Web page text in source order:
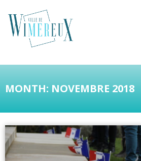
MONTH: NOVEMBRE 2018